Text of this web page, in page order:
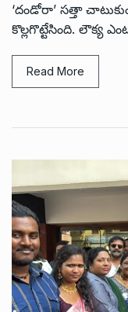
‘దండోరా’ సత్తా
కొల్లగొట్టేసింది. లౌక్య
Read More